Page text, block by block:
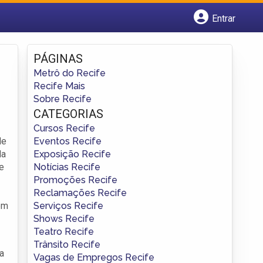
Entrar
Fazer login
Criar conta
PÁGINAS
Metrô do Recife
Recife Mais
Sobre Recife
CATEGORIAS
Cursos Recife
Eventos Recife
Exposição Recife
Notícias Recife
Promoções Recife
Reclamações Recife
Serviços Recife
Shows Recife
Teatro Recife
Trânsito Recife
Vagas de Empregos Recife